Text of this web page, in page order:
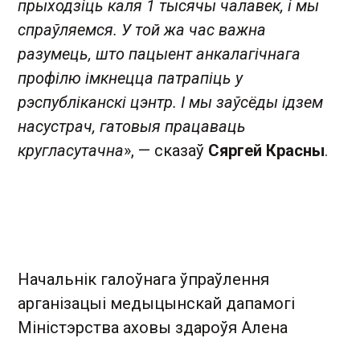
прыходзіць каля 1 тысячы чалавек, і мы
спраўляемся. У той жа час важна
разумець, што пацыент анкалагічнага
профілю імкнецца патрапіць у
рэспубліканскі цэнтр. І мы заўсёды ідзем
насустрач, гатовыя працаваць
кругласутачна», — сказаў Сяргей Красны.
Начальнік галоўнага ўпраўлення
арганізацыі медыцынскай дапамогі
Міністэрства аховы здароўя Алена